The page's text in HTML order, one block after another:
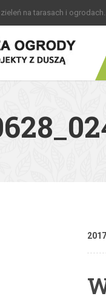
na tarasach i ogrodach.